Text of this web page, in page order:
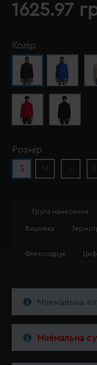
1625.97
Колір
Розмір
S
Група нанесення
Вишивка
Флексодрук
Мінімальна
Мінімальна